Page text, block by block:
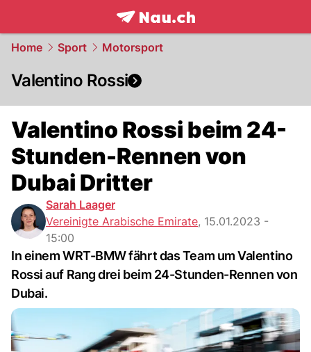
frontpage.NAU.ch
Home Sport Motorsport
Valentino Rossi
Valentino Rossi beim 24-
Stunden-Rennen von
Dubai Dritter
Sarah Laager
Vereinigte Arabische Emirate, 15.01.2023 -
15:00
In einem WRT-BMW fährt das Team um Valentino
Rossi auf Rang drei beim 24-Stunden-Rennen von
Dubai.